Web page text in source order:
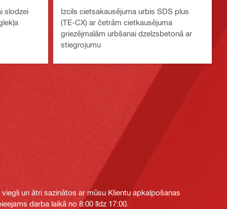
slodzei
Izcils cietsakausējuma urbis SDS plus
(TE-CX) ar četrām cietkausējuma
griezējmalām urbšanai dzelzsbetonā ar
stiegrojumu
un ātri sazinātos ar mūsu Klientu apkalpošanas
darba laikā no 8:00 līdz 17:00.